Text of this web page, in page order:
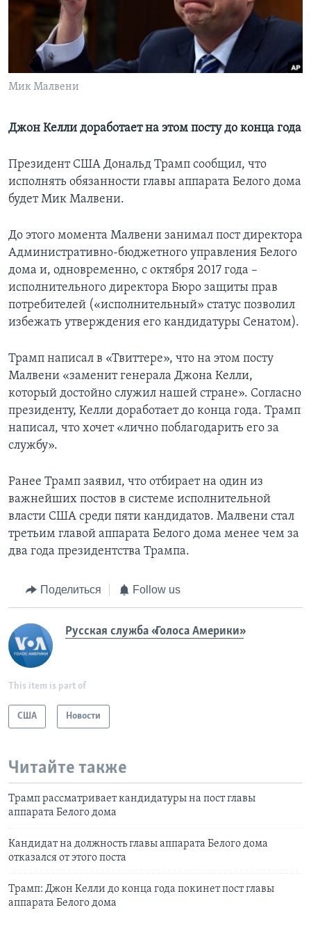
Learning English
СОЦИАЛЬНЫЕ СЕТИ
Языки
Мик Малвени
Джон Келли доработает на этом посту до конца года
Президент США Дональд Трамп сообщил, что
исполнять обязанности главы аппарата Белого дома
будет Мик Малвени.
До этого момента Малвени занимал пост директора
Административно-бюджетного управления Белого
дома и, одновременно, с октября 2017 года –
исполнительного директора Бюро защиты прав
потребителей («исполнительный» статус позволил
избежать утверждения его кандидатуры Сенатом).
Трамп написал в «Твиттере», что на этом посту
Малвени «заменит генерала Джона Келли,
который достойно служил нашей стране». Согласно
президенту, Келли доработает до конца года. Трамп
написал, что хочет «лично поблагодарить его за
службу».
Ранее Трамп заявил, что отбирает на один из
важнейших постов в системе исполнительной
власти США среди пяти кандидатов. Малвени стал
третьим главой аппарата Белого дома менее чем за
два года президентства Трампа.
Поделиться Follow us
Русская служба «Голоса Америки»
This item is part of
США Новости
Читайте также
Трамп рассматривает кандидатуры на пост главы
аппарата Белого дома
Кандидат на должность главы аппарата Белого дома
отказался от этого поста
Трамп: Джон Келли до конца года покинет пост главы
аппарата Белого дома